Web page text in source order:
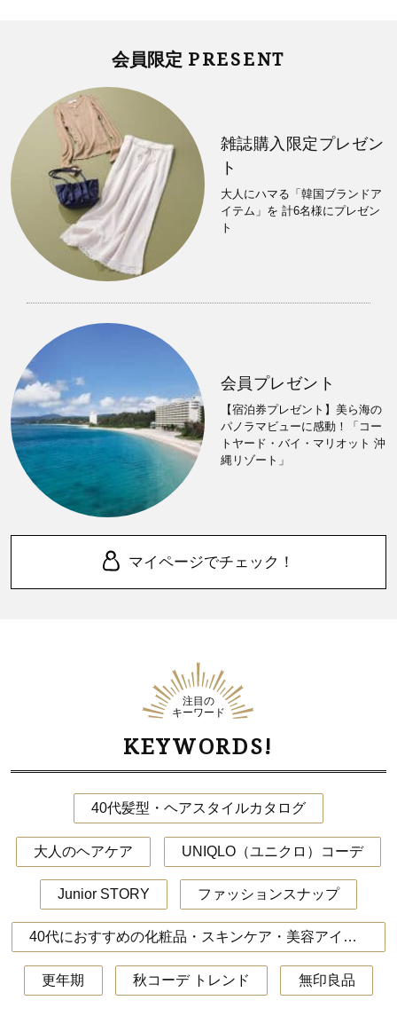
会員限定 PRESENT
雑誌購入限定プレゼン
ト
大人にハマる「韓国ブランドア
イテム」を 計6名様にプレゼン
ト
会員プレゼント
【宿泊券プレゼント】美ら海の
パノラマビューに感動！「コー
トヤード・バイ・マリオット 沖
縄リゾート」
マイページでチェック！
注目の
キーワード
KEYWORDS!
40代髪型・ヘアスタイルカタログ
大人のヘアケア UNIQLO（ユニクロ）コーデ
Junior STORY ファッションスナップ
40代におすすめの化粧品・スキンケア・美容アイテム
更年期 秋コーデ トレンド 無印良品